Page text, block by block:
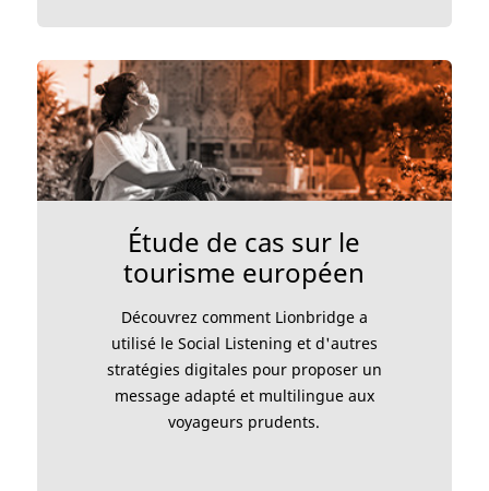
Étude de cas sur le
tourisme européen
Découvrez comment Lionbridge a
utilisé le Social Listening et d'autres
stratégies digitales pour proposer un
message adapté et multilingue aux
voyageurs prudents.